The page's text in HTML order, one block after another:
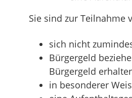
Sie sind zur Teilnahme
sich nicht
Bürgergeld
Bürgergeld
in besonderer